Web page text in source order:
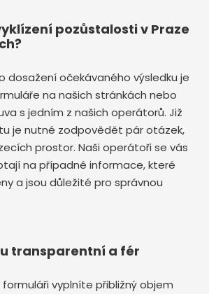
pozůstalosti v Praze
dosažení očekávaného výsledku je
na našich stránkách nebo
s jedním z našich operátorů. Již
je nutné zodpovědět pár otázek,
prostor. Naši operátoři se vás
na případné informace, které
a jsou důležité pro správnou
transparentní a fér
vyplníte přibližný objem